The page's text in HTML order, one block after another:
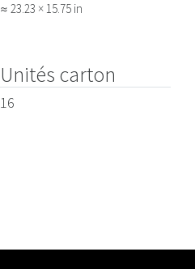
≈ 23.23 × 15.75 in
Unités carton
16